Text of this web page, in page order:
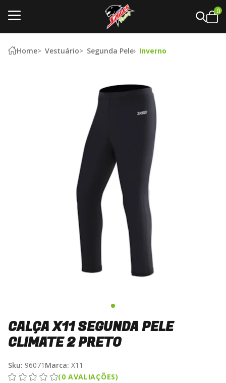
0
Home Vestuário Segunda Pele Inverno
CALÇA X11 SEGUNDA PELE
CLIMATE 2 PRETO
Sku: 96071 Marca: X11
(0 AVALIAÇÕES)